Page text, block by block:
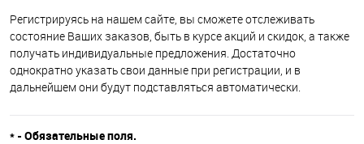
Регистрируясь на нашем сайте, вы сможете отслеживать
состояние Ваших заказов, быть в курсе акций и скидок, а также
получать индивидуальные предложения. Достаточно
однократно указать свои данные при регистрации, и в
дальнейшем они будут подставляться автоматически.
* - Обязательные поля.